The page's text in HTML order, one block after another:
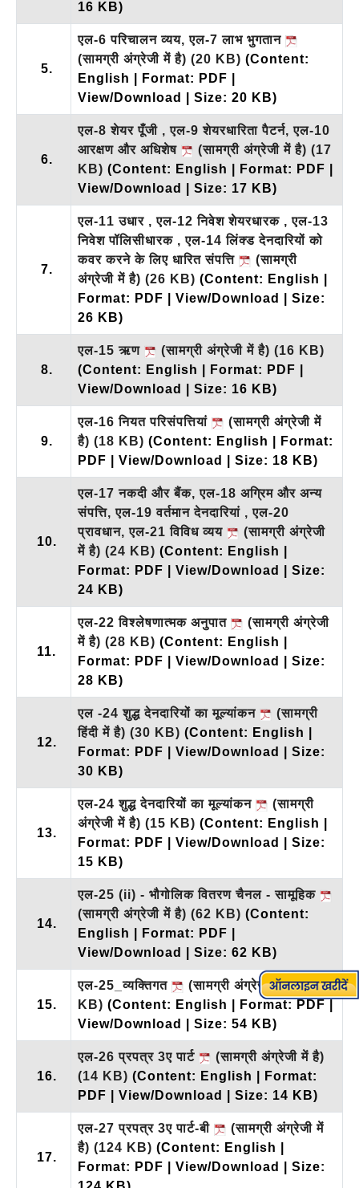
16 KB)
5.
एल-6 परिचालन व्यय, एल-7 लाभ भुगतान
(सामग्री अंग्रेजी में है) (20 KB) (Content:
English | Format: PDF |
View/Download | Size: 20 KB)
6.
एल-8 शेयर पूँजी , एल-9 शेयरधारिता पैटर्न, एल-10
आरक्षण और अधिशेष
(सामग्री अंग्रेजी में है) (17
KB) (Content: English | Format: PDF |
View/Download | Size: 17 KB)
7.
एल-11 उधार , एल-12 निवेश शेयरधारक , एल-13
निवेश पॉलिसीधारक , एल-14 लिंक्ड देनदारियों को
कवर करने के लिए धारित संपत्ति
(सामग्री
अंग्रेजी में है) (26 KB) (Content: English |
Format: PDF | View/Download | Size:
26 KB)
8.
एल-15 ऋण (सामग्री अंग्रेजी में है) (16 KB)
(Content: English | Format: PDF |
View/Download | Size: 16 KB)
9.
एल-16 नियत परिसंपत्तियां
(सामग्री अंग्रेजी में
है) (18 KB) (Content: English | Format:
PDF | View/Download | Size: 18 KB)
10.
एल-17 नकदी और बैंक, एल-18 अग्रिम और अन्य
संपत्ति, एल-19 वर्तमान देनदारियां , एल-20
प्रावधान, एल-21 विविध व्यय
(सामग्री अंग्रेजी
में है) (24 KB) (Content: English |
Format: PDF | View/Download | Size:
24 KB)
11.
एल-22 विश्लेषणात्मक अनुपात
(सामग्री अंग्रेजी
में है) (28 KB) (Content: English |
Format: PDF | View/Download | Size:
28 KB)
12.
एल -24 शुद्ध देनदारियों का मूल्यांकन
(सामग्री
हिंदी में है) (30 KB) (Content: English |
Format: PDF | View/Download | Size:
30 KB)
13.
एल-24 शुद्ध देनदारियों का मूल्यांकन
(सामग्री
अंग्रेजी में है) (15 KB) (Content: English |
Format: PDF | View/Download | Size:
15 KB)
14.
एल-25 (ii) - भौगोलिक वितरण चैनल - सामूहिक
(सामग्री अंग्रेजी में है) (62 KB) (Content:
English | Format: PDF |
View/Download | Size: 62 KB)
15.
एल-25_व्यक्तिगत (सामग्री अंग्रेजी में है)(54
KB) (Content: English | Format: PDF |
View/Download | Size: 54 KB)
16.
एल-26 प्रपत्र 3ए पार्ट
(सामग्री अंग्रेजी में है)
(14 KB) (Content: English | Format:
PDF | View/Download | Size: 14 KB)
17.
एल-27 प्रपत्र 3ए पार्ट-बी
(सामग्री अंग्रेजी में
है) (124 KB) (Content: English |
Format: PDF | View/Download | Size: